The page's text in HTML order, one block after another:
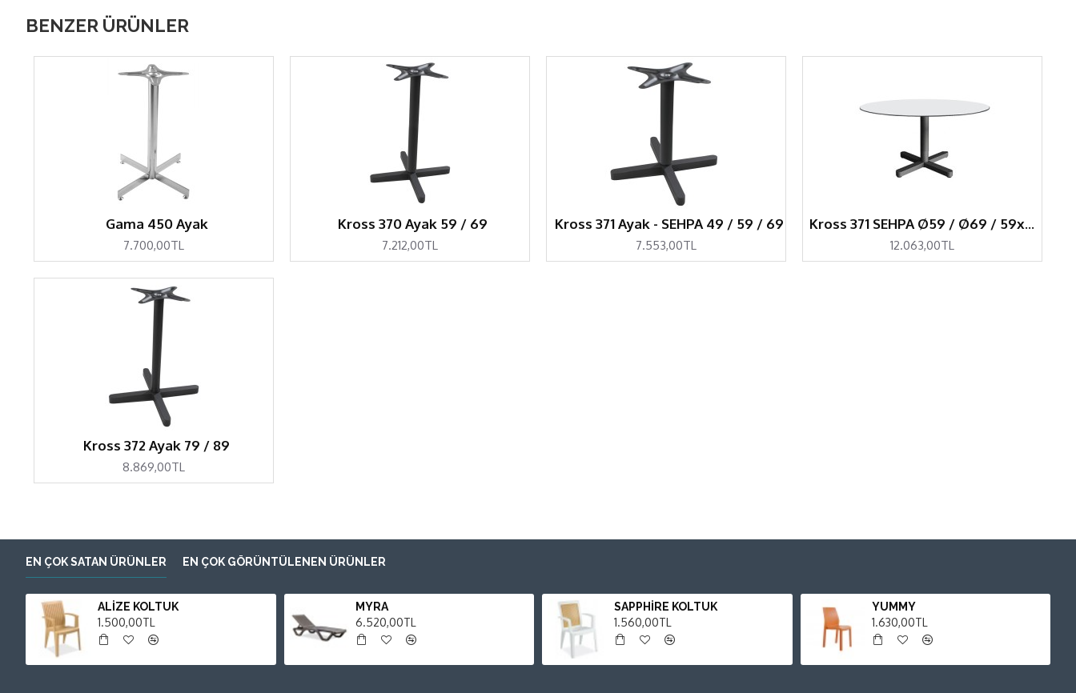
BENZER ÜRÜNLER
Gama 450 Ayak
7.700,00TL
Kross 370 Ayak 59 / 69
7.212,00TL
Kross 371 Ayak - SEHPA 49 / 59 / 69
7.553,00TL
Kross 371 SEHPA Ø59 / Ø69 / 59x59 / 69x69
12.063,00TL
Kross 372 Ayak 79 / 89
8.869,00TL
EN ÇOK SATAN ÜRÜNLER EN ÇOK GÖRÜNTÜLENEN ÜRÜNLER
ALİZE KOLTUK
1.500,00TL
MYRA
6.520,00TL
SAPPHİRE KOLTUK
1.560,00TL
YUMMY
1.630,00TL